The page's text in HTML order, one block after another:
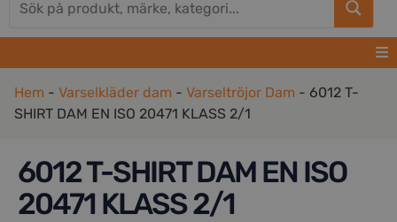
Hem - Varselkläder dam - Varseltröjor Dam - 6012 T-
SHIRT DAM EN ISO 20471 KLASS 2/1
6012 T-SHIRT DAM EN ISO
20471 KLASS 2/1